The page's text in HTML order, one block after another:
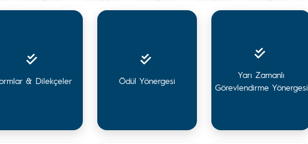
& Dilekçeler Ödül Yönergesi
Yarı Zamanlı
Görevlendirme Yönergesi